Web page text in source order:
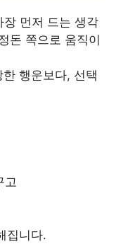
먼저 드는 생각
돈 쪽으로 움직이
행운보다, 선택
고
집니다.